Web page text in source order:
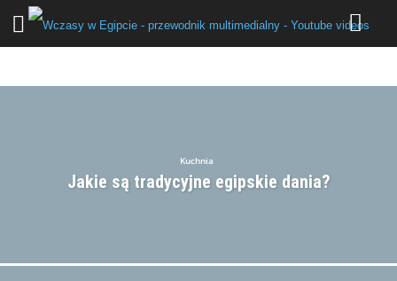
MARSA ALAM
POGODA
POPULARNE PYTANIA
Kuchnia
Jakie są tradycyjne egipskie dania?